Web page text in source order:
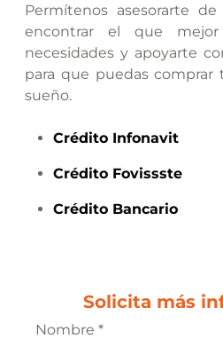
Permítenos asesorarte
encontrar el que
necesidades y apoyarte
para que puedas comprar
sueño.
Crédito Infonavit
Crédito Fovissste
Crédito Bancario
Solicita más
Nombre *